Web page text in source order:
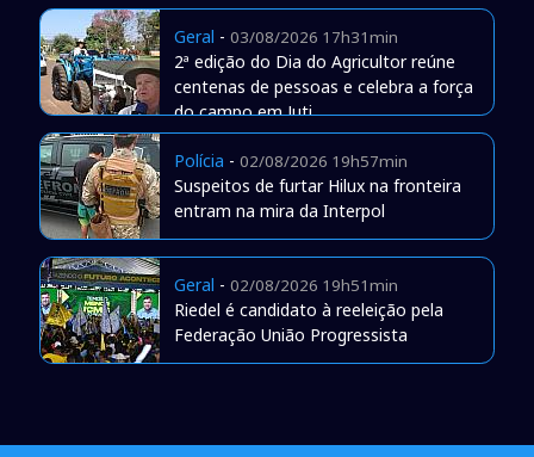
Geral - 03/08/2026 17h31min
2ª edição do Dia do Agricultor reúne
centenas de pessoas e celebra a força
do campo em Juti
Polícia - 02/08/2026 19h57min
Suspeitos de furtar Hilux na fronteira
entram na mira da Interpol
Geral - 02/08/2026 19h51min
Riedel é candidato à reeleição pela
Federação União Progressista